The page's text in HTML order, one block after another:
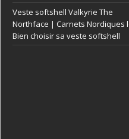
Veste softshell Valkyrie The
Northface | Carnets Nordiques
Bien choisir sa veste softshell